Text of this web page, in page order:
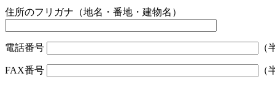
住所のフリガナ（地名・番地・建物名）
電話番号 （
FAX番号 （